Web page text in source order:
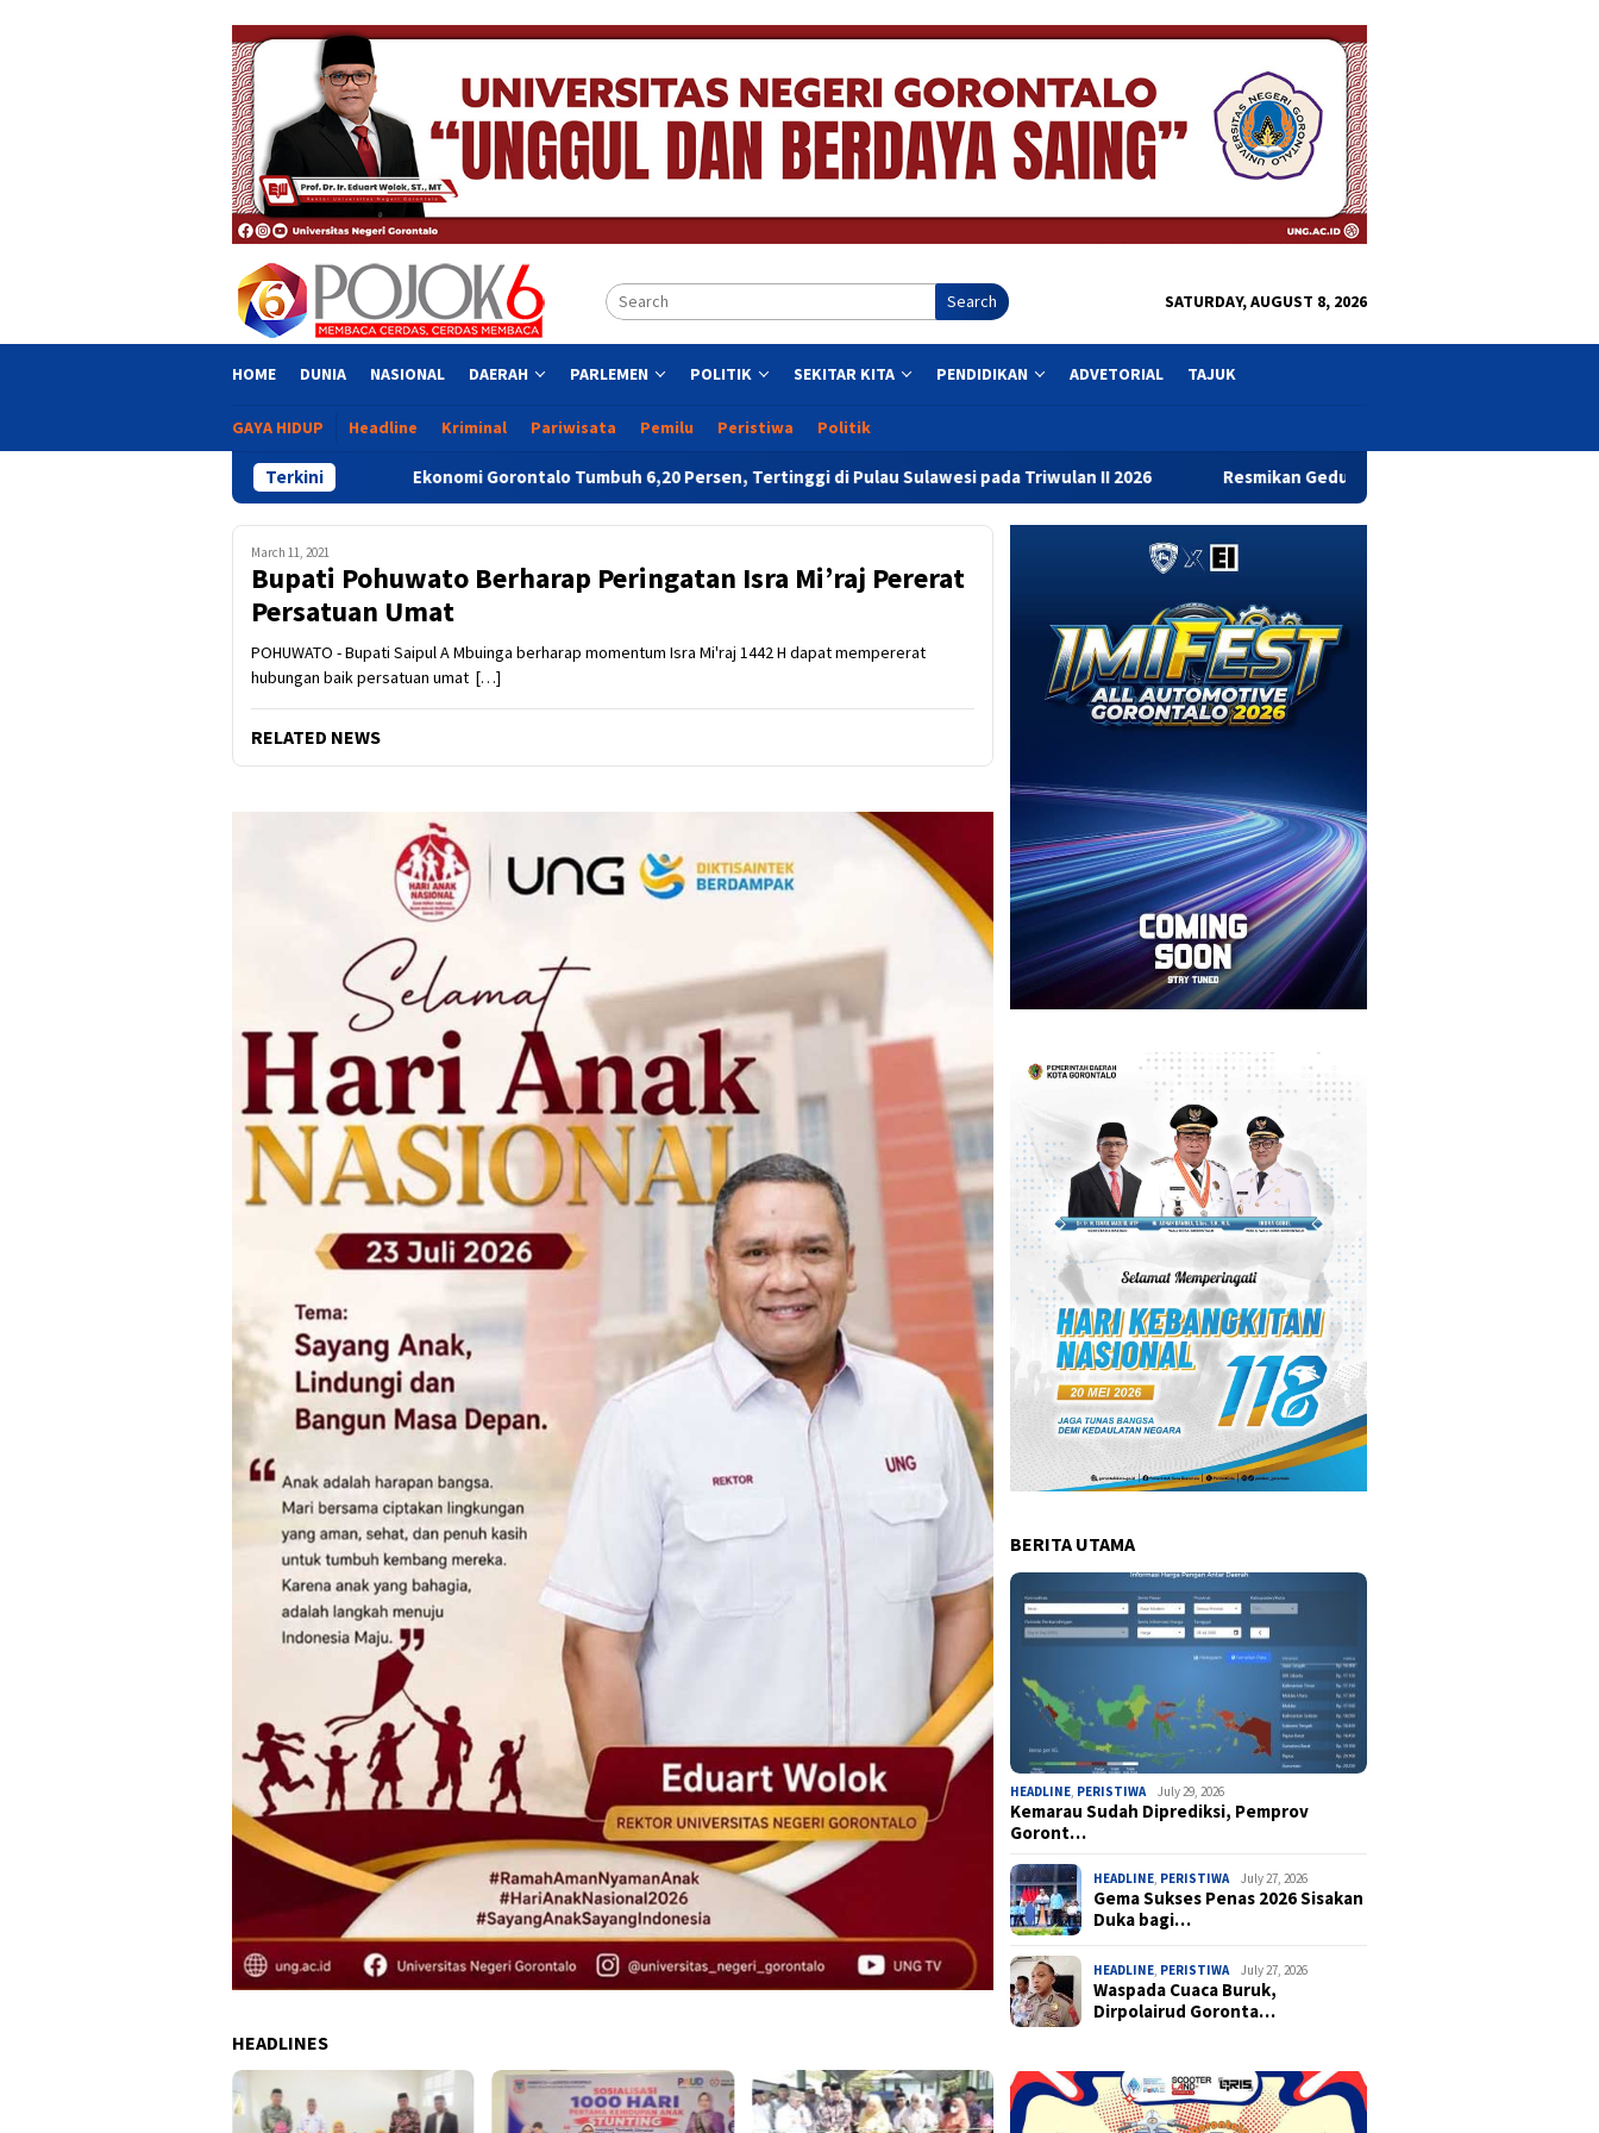
Search SATURDAY, AUGUST 8, 2026
HOME DUNIA NASIONAL DAERAH PARLEMEN POLITIK SEKITAR KITA PENDIDIKAN ADVETORIAL TAJUK
GAYA HIDUP Headline Kriminal Pariwisata Pemilu Peristiwa Politik
Terkini
Ekonomi Gorontalo Tumbuh 6,20 Persen, Tertinggi di Pulau Sulawesi pada Triwulan II 2026 Resmikan Gedung Baru Bahrul Ulum, Wagub Idah Dorong
March 11, 2021
Bupati Pohuwato Berharap Peringatan Isra Mi’raj Pererat
Persatuan Umat
POHUWATO - Bupati Saipul A Mbuinga berharap momentum Isra Mi'raj 1442 H dapat mempererat
hubungan baik persatuan umat […]
RELATED NEWS
HEADLINES
BERITA UTAMA
HEADLINE, PERISTIWA July 29, 2026
Kemarau Sudah Diprediksi, Pemprov
Goront…
HEADLINE, PERISTIWA July 27, 2026
Gema Sukses Penas 2026 Sisakan
Duka bagi…
HEADLINE, PERISTIWA July 27, 2026
Waspada Cuaca Buruk,
Dirpolairud Goronta…